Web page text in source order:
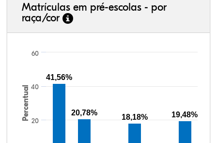
Matrículas em pré-escolas - por
raça/cor
Percentual 20
40
60
41,56%
20,78%
18,18% 19,48%